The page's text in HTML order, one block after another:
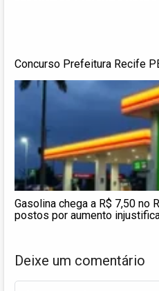
Concurso Prefeitura Recife
Gasolina chega a R$ 7,50 no
postos por aumento
Deixe um comentário